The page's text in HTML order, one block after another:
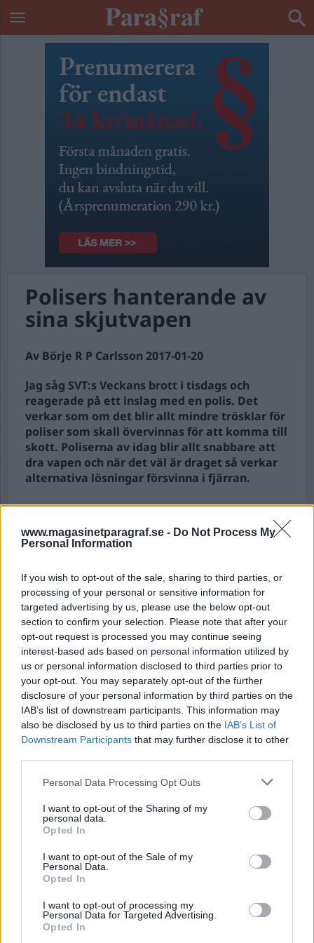
www.magasinetparagraf.se - Do Not Process My
Personal Information
If you wish to opt-out of the sale, sharing to third parties, or
processing of your personal or sensitive information for
targeted advertising by us, please use the below opt-out
section to confirm your selection. Please note that after your
opt-out request is processed you may continue seeing
interest-based ads based on personal information utilized by
us or personal information disclosed to third parties prior to
your opt-out. You may separately opt-out of the further
disclosure of your personal information by third parties on the
IAB’s list of downstream participants. This information may
also be disclosed by us to third parties on the IAB’s List of
Downstream Participants that may further disclose it to other
Personal Data Processing Opt Outs
I want to opt-out of the Sharing of my
personal data.
Opted In
I want to opt-out of the Sale of my
Personal Data.
Opted In
I want to opt-out of processing my
Personal Data for Targeted Advertising.
Opted In
Polisers hanterande av
sina skjutvapen
Av Börje R P Carlsson 2017-01-20
Jag såg SVT:s Veckans brott i tisdags och
reagerade på ett inslag med en polis. Det
verkar som om det blir allt mindre trösklar för
poliser som skall övervinnas för att komma till
skott. Poliserna av idag blir allt snabbare att
dra vapen och när det väl är draget så verkar
alternativa lösningar försvinna i fjärran.
Polisen i programmet, som framstod som en
vettig och sansad person, berättade om sina
ritualer fö...
Börja prenumerera för att läsa detta innehåll.
Starta din prenumerationhär
Eller logga in på ditt konto nedan:
Username or E-mail
Password
Remember Me
Forgot Password